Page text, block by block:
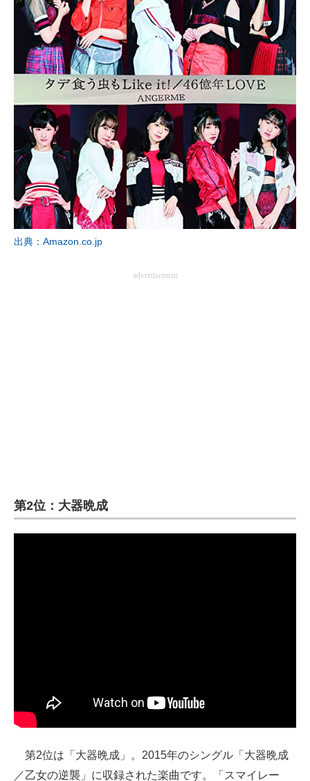
出典：Amazon.co.jp
advertisement
第2位：大器晩成
第2位は「大器晩成」。2015年のシングル「大器晩成
／乙女の逆襲」に収録された楽曲です。「スマイレー